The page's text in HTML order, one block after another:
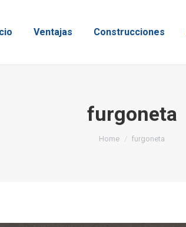
Ventajas Construcciones
furgoneta
You are here:
Home furgoneta